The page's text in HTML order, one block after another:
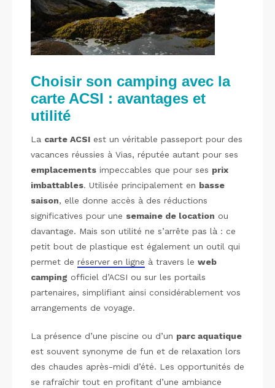
Choisir son camping avec la
carte ACSI : avantages et
utilité
La carte ACSI est un véritable passeport pour des
vacances réussies à Vias, réputée autant pour ses
emplacements impeccables que pour ses prix
imbattables. Utilisée principalement en basse
saison, elle donne accès à des réductions
significatives pour une semaine de location ou
davantage. Mais son utilité ne s’arrête pas là : ce
petit bout de plastique est également un outil qui
permet de réserver en ligne à travers le web
camping officiel d’ACSI ou sur les portails
partenaires, simplifiant ainsi considérablement vos
arrangements de voyage.
La présence d’une piscine ou d’un parc aquatique
est souvent synonyme de fun et de relaxation lors
des chaudes après-midi d’été. Les opportunités de
se rafraîchir tout en profitant d’une ambiance